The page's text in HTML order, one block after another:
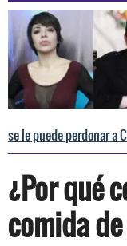
se le puede perdonar a
¿Por qué
comida